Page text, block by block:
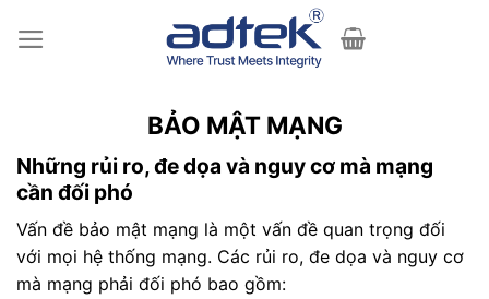
BẢO MẬT MẠNG
Những rủi ro, đe dọa và nguy cơ mà mạng
cần đối phó
Vấn đề bảo mật mạng là một vấn đề quan trọng đối
với mọi hệ thống mạng. Các rủi ro, đe dọa và nguy cơ
mà mạng phải đối phó bao gồm: